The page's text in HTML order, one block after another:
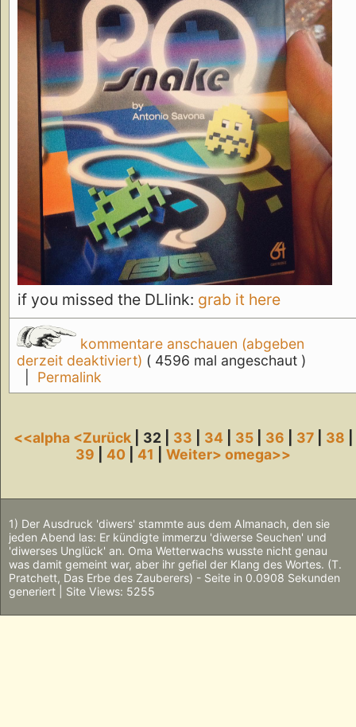
if you missed the DLlink: grab it here
kommentare anschauen (abgeben
derzeit deaktiviert) ( 4596 mal angeschaut )
Permalink
<<alpha <Zurück | 32 | 33 34 35| 36 37| 38
39 |40 |41 |Weiter>omega>>
1) Der Ausdruck 'diwers' stammte aus dem Almanach, den sie
jeden Abend las: Er kündigte immerzu 'diwerse Seuchen' und
'diwerses Unglück' an. Oma Wetterwachs wusste nicht genau
was damit gemeint war, aber ihr gefiel der Klang des Wortes. (T.
Pratchett, Das Erbe des Zauberers) - Seite in 0.0908 Sekunden
generiert | Site Views: 5255